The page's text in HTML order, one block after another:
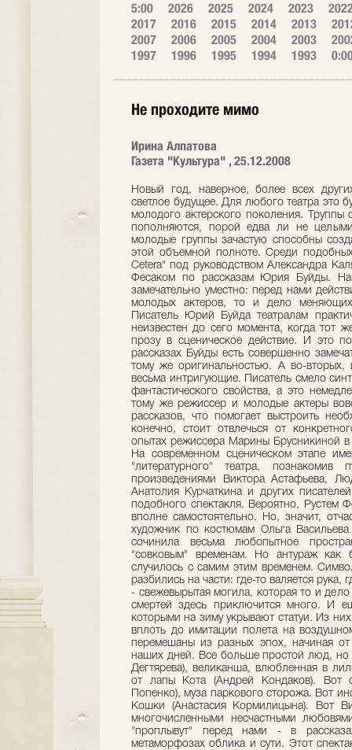
5:00 2026 2025 2024 2023
2017
2016 2015 2014 2013
2007
2006 2005 2004 2003
1997
1996 1995 1994 1993
Не проходите мимо
Ирина Алпатова
Газета "Культура" , 25.12.2008
Новый год, наверное, более всех
светлое будущее. Для любого театра это
молодого актерского поколения. Труппы
пополняются, порой едва ли не
молодые группы зачастую способны
этой объемной полноте. Среди
Сetera" под руководством Александра
Фесаком по рассказам Юрия Буйды.
замечательно уместно: перед нами
молодых актеров, то и дело
Писатель Юрий Буйда театралам
неизвестен до сего момента, когда тот
прозу в сценическое действие. И это
рассказах Буйды есть совершенно
тому же оригинальностью. А во-
весьма интригующие. Писатель смело
фантастического свойства, а это
тому же режиссер и молодые актеры
рассказов, что помогает выстроить
конечно, стоит отвлечься от
опытах режиссера Марины Брусникиной
На современном сценическом этапе
"литературного" театра,
произведениями Виктора Астафьева,
Анатолия Курчаткина и других
подобного спектакля. Вероятно, Рустем
вполне самостоятельно. Но, значит,
художник по костюмам Ольга
сочинила весьма любопытное
"совковым" временам. Но антураж
случилось с самим этим временем.
разбились на части: где-то валяется рука,
- свежевырытая могила, которая то и
смертей здесь приключится много. И
которыми на зиму укрывают статуи. Из
вплоть до имитации полета на
перемешаны из разных эпох, начиная
наших дней. Все больше простой люд,
Дегтярева), великанша, влюбленная в
от лапы Кота (Андрей Кондаков). Вот
Попенко), муза паркового сторожа. Вот
Кошки (Анастасия Кормилицына). Вот
многочисленными несчастными
"проплывут" перед нами - в
метаморфозах облика и сути. Этот